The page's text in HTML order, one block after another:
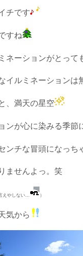
チです
すね
ネーションがとって
イルミネーションは
、満天の星空
ンが心に染みる季節
ンチな冒頭になっち
ませんよっ。笑
えやしない… ）
気から